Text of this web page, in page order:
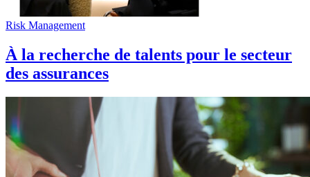
Risk Management
À la recherche de talents pour le secteur
des assurances